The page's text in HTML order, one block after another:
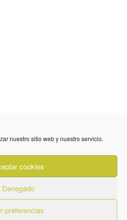
nuestro sitio web y nuestro servicio.
cookies
Denegado
preferencias
85
Fuente Palmera
Aviso legal
Cookies
Contacto